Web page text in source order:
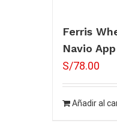
Ferris
Navio App
S/78.00
Añadir al